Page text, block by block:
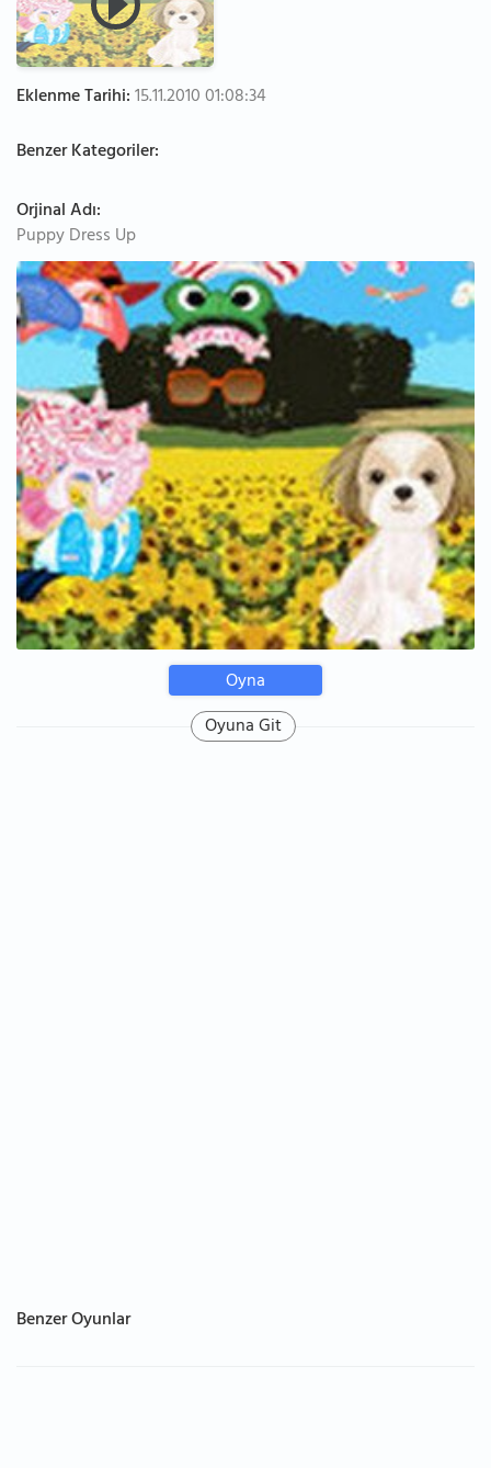
Eklenme Tarihi:15.11.2010 01:08:34
Benzer Kategoriler:
Orjinal Adı:
Puppy Dress Up
Oyna
Oyuna Git
Benzer Oyunlar